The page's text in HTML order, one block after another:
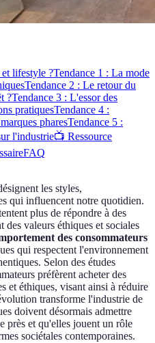
et lifestyle ?Tendance 1 : La mode
Tendance 2 : Le retour du
?Tendance 3 : L'essor des
pratiquesTendance 4 :
pharesTendance 5 :
l'industrie📺 Ressource
FAQ
les styles,
qui influencent notre quotidien.
plus de répondre à des
des valeurs éthiques et sociales
des consommateurs
qui respectent l'environnement
Selon des études
préfèrent acheter des
et éthiques, visant ainsi à réduire
transforme l'industrie de
doivent désormais admettre
près et qu'elles jouent un rôle
sociétales contemporaines.